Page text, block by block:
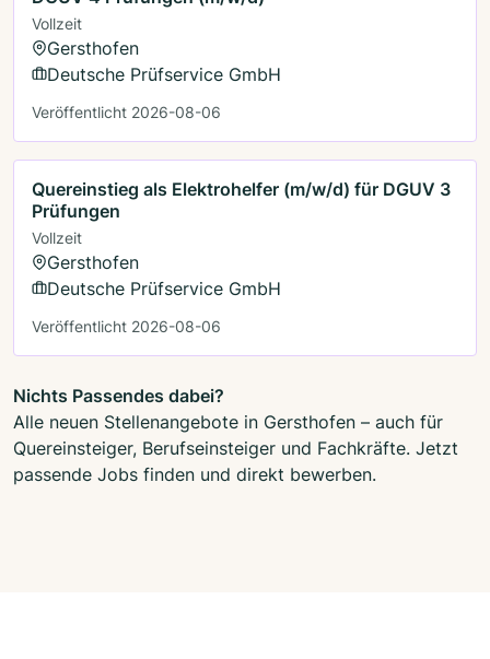
Vollzeit
Gersthofen
Deutsche Prüfservice GmbH
Veröffentlicht 2026-08-06
Quereinstieg als Elektrohelfer (m/w/d) für DGUV 3
Prüfungen
Vollzeit
Gersthofen
Deutsche Prüfservice GmbH
Veröffentlicht 2026-08-06
Nichts Passendes dabei?
Alle neuen Stellenangebote in Gersthofen – auch für
Quereinsteiger, Berufseinsteiger und Fachkräfte. Jetzt
passende Jobs finden und direkt bewerben.